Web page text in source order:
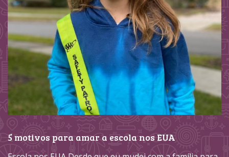
5 motivos para amar a escola nos EUA